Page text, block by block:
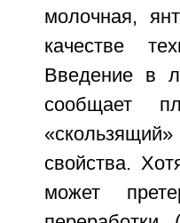
молочная,
качестве
Введение в
сообщает
свойства.
может